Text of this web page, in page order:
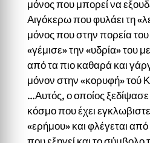
μόνος που μπορεί να
Αιγόκερω που φυλάει τη
μόνος που στην πορεία
«γέμισε» την «υδρία» του
από τα πιο καθαρά και
μόνον στην «κορυ­φή»
…Αυτός, ο οποίος
κόσμο που έχει
«ερήμου» και φλέγεται από